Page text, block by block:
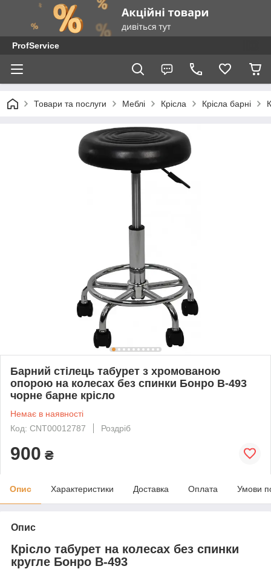
ProfService
Товари та послуги Меблі Крісла Крісла барні
Барний стілець табурет з хромованою
опорою на колесах без спинки Бонро B-493
чорне барне крісло
Немає в наявності
Код: CNT00012787
Роздріб
900 ₴
Опис Характеристики Доставка Оплата Умови
Опис
Крісло табурет на колесах без спинки
кругле Бонро B-493